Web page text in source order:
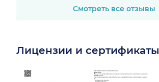
Смотреть все отзывы
Лицензии и сертификаты